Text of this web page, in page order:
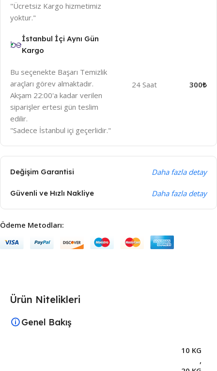
"Ücretsiz Kargo hizmetimiz
yoktur."
İstanbul İçi Aynı Gün
Kargo
Bu seçenekte Başarı Temizlik
araçları görev almaktadır.
Akşam 22:00'a kadar verilen
siparişler ertesi gün teslim
edilir.
"Sadece İstanbul içi geçerlidir."
24 Saat 300₺
Değişim Garantisi Daha fazla detay
Güvenli ve Hızlı Nakliye Daha fazla detay
Ödeme Metodları:
Ürün Nitelikleri
Genel Bakış
10 KG
,